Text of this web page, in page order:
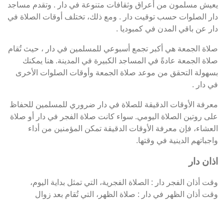
يعيش مسلمون من أعراق وثقافات متنوعة في دار . وتقدم مساجد
دار الصلوات حسب توقيت دار . ومع ذلك، تختلف أوقات الصلاة في
دار عن باقي المدن في كمبوديا .
صلاة الجمعة هي أكبر تجمع أسبوعي للمسلمين في دار ، حيث تُقام
صلاة الجمعة عادةً في المساجد الكبيرة في المدينة. هنا يمكنك
بسهولة التحقق من موعد صلاة الجمعة وأوقات الصلوات الأخرى
في دار .
معرفة الأوقات الدقيقة للصلاة في دار ضروري للمسلمين للحفاظ
على روتين الصلاة اليومي. سواء كانت صلاة الفجر في دار أو صلاة
العشاء، فإن معرفة الأوقات الدقيقة تمكن المؤمنين من أداء
واجباتهم الدينية في وقتها.
اذان دار
وقت أذان الفجر دار : الصلاة الفجرية، التي تمثل بداية اليوم،
وقت أذان الظهر في دار : صلاة الظهر، التي تُقام بعد زوال